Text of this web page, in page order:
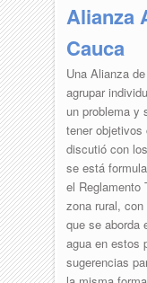
Alianza
Cauca
Una Alianza
agrupar
un problema y
tener
discutió con
se está
el Reglamento
zona rural,
que se aborda
agua en estos
sugerencias